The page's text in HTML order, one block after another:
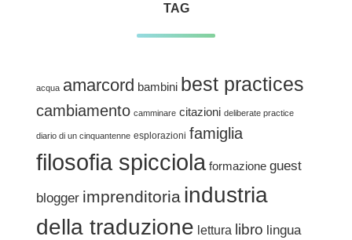
TAG
acqua amarcord bambini best practices
cambiamento camminare citazioni deliberate practice
diario di un cinquantenne esplorazioni famiglia
filosofia spicciola formazione guest
blogger imprenditoria industria
della traduzione lettura libro lingua